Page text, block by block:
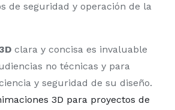
de seguridad y operación de la
clara y concisa es invaluable
no técnicas y para
y seguridad de su diseño.
3D para proyectos de